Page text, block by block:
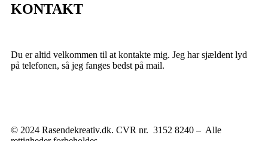
KONTAKT
Du er altid velkommen til at kontakte mig. Jeg har sjældent lyd
på telefonen, så jeg fanges bedst på mail.
© 2024 Rasendekreativ.dk. CVR nr. 3152 8240 – Alle